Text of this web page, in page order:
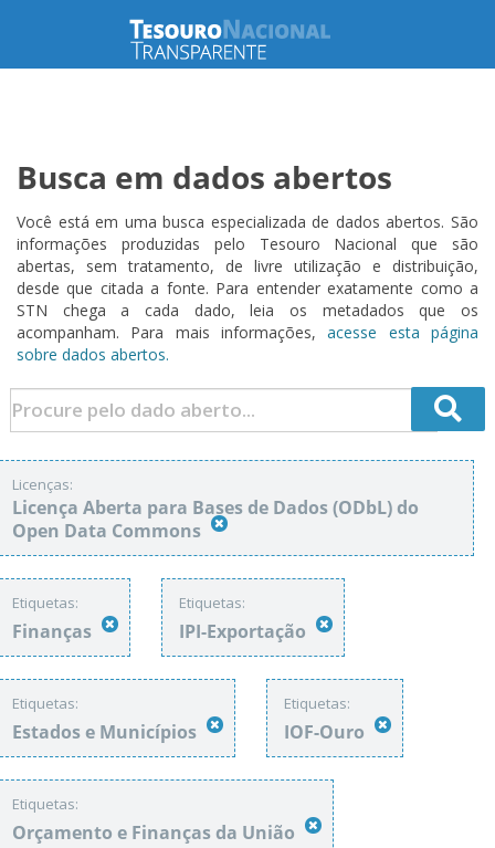
Busca em dados abertos
Você está em uma busca especializada de dados abertos. São
informações produzidas pelo Tesouro Nacional que são
abertas, sem tratamento, de livre utilização e distribuição,
desde que citada a fonte. Para entender exatamente como a
STN chega a cada dado, leia os metadados que os
acompanham. Para mais informações,acesse esta página
sobre dados abertos.
Licenças:
Licença Aberta para Bases de Dados (ODbL) do
Open Data Commons
Etiquetas:
Finanças
Etiquetas:
IPI-Exportação
Etiquetas:
Estados e Municípios
Etiquetas:
IOF-Ouro
Etiquetas:
Orçamento e Finanças da União